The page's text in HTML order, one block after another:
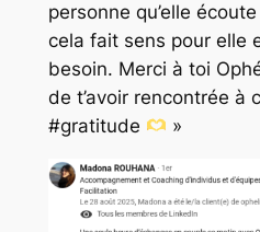
personne qu’elle
cela fait sens pour elle
besoin. Merci à toi
de t’avoir rencontrée à
#gratitude
»